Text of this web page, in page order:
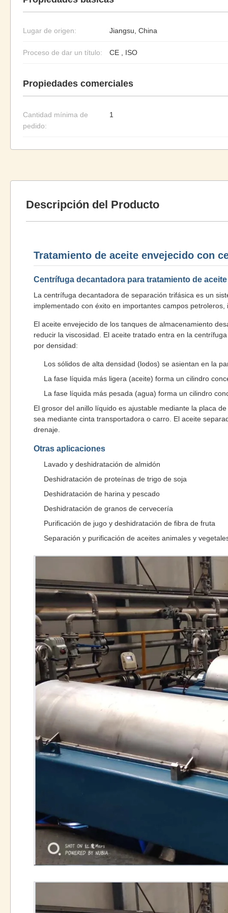
Lugar de origen: Jiangsu, China
Proceso de dar un título: CE , ISO
Propiedades comerciales
Cantidad mínima de
pedido:
1
Descripción del Producto
Tratamiento de aceite envejecido con
Centrífuga decantadora para tratamiento de
La centrífuga decantadora de separación trifásica es un
implementado con éxito en importantes campos petroleros,
El aceite envejecido de los tanques de almacenamiento
reducir la viscosidad. El aceite tratado entra en la
por densidad:
Los sólidos de alta densidad (lodos) se asientan en la
La fase líquida más ligera (aceite) forma un cilindro
La fase líquida más pesada (agua) forma un cilindro
El grosor del anillo líquido es ajustable mediante la placa
sea mediante cinta transportadora o carro. El aceite
drenaje.
Otras aplicaciones
Lavado y deshidratación de almidón
Deshidratación de proteínas de trigo de soja
Deshidratación de harina y pescado
Deshidratación de granos de cervecería
Purificación de jugo y deshidratación de fibra de fruta
Separación y purificación de aceites animales y